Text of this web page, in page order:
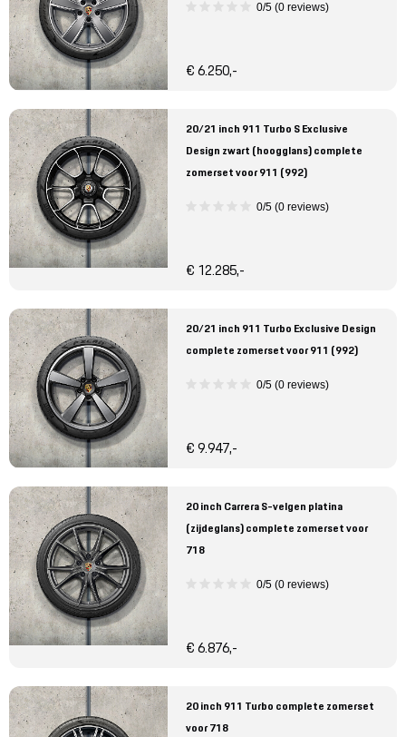
0/5 (0 reviews)
€ 6.250,-
20/21 inch 911 Turbo S Exclusive
Design zwart (hoogglans) complete
zomerset voor 911 (992)
0/5 (0 reviews)
€ 12.285,-
20/21 inch 911 Turbo Exclusive Design
complete zomerset voor 911 (992)
0/5 (0 reviews)
€ 9.947,-
20 inch Carrera S-velgen platina
(zijdeglans) complete zomerset voor
718
0/5 (0 reviews)
€ 6.876,-
20 inch 911 Turbo complete zomerset
voor 718